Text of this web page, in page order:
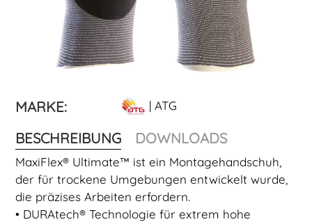
MARKE: | ATG
BESCHREIBUNG DOWNLOADS
MaxiFlex® Ultimate™ ist ein Montagehandschuh,
der für trockene Umgebungen entwickelt wurde,
die präzises Arbeiten erfordern.
• DURAtech® Technologie für extrem hohe